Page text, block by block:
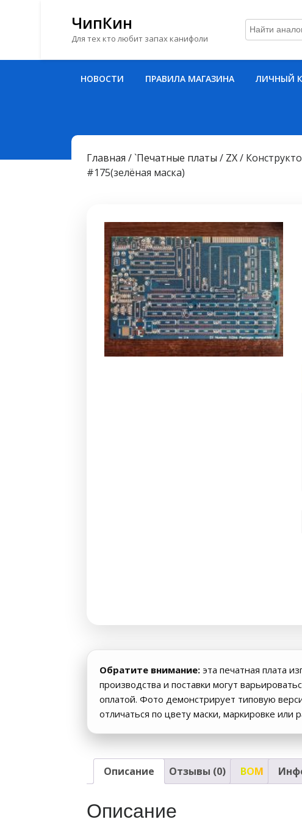
ЧипКин
Для тех кто любит запах канифоли
НОВОСТИ ПРАВИЛА МАГАЗИНА ЛИЧНЫЙ
Главная /`Печатные платы / ZX/
#175(зелёная маска)
Обратите внимание: эта печатная плата
производства и поставки могут
оплатой. Фото демонстрирует типовую
отличаться по цвету маски, маркировке или
Описание Отзывы (0) BOM
Описание